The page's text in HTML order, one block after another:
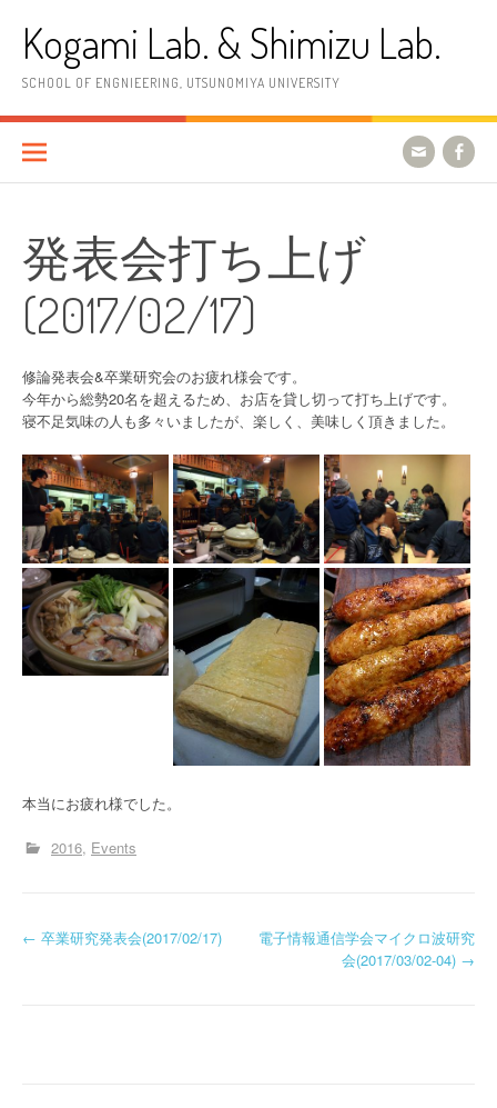
へ
ッ
Kogami Lab. & Shimizu Lab.
SCHOOL OF ENGNIEERING, UTSUNOMIYA UNIVERSITY
発表会打ち上げ
(2017/02/17)
修論発表会&卒業研究会のお疲れ様会です。
今年から総勢20名を超えるため、お店を貸し切って打ち上げです。
寝不足気味の人も多々いましたが、楽しく、美味しく頂きました。
本当にお疲れ様でした。
2016 Events
投
← 卒業研究発表会(2017/02/17)
電子情報通信学会マイクロ波研究
会(2017/03/02-04) →